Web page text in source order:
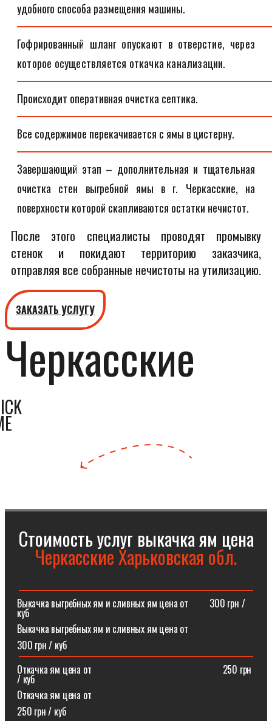
удобного способа размещения машины.
Гофрированный шланг опускают в отверстие, через
которое осуществляется откачка канализации.
Происходит оперативная очистка септика.
Все содержимое перекачивается с ямы в цистерну.
Завершающий этап – дополнительная и тщательная
очистка стен выгребной ямы в г. Черкасские, на
поверхности которой скапливаются остатки нечистот.
После этого специалисты проводят промывку
стенок и покидают территорию заказчика,
отправляя все собранные нечистоты на утилизацию.
ЗАКАЗАТЬ УСЛУГУ
Черкасские
Стоимость услуг выкачка ям цена
Черкасские Харьковская обл.
Выкачка выгребных ям и сливных ям цена от⠀⠀⠀300 грн /
куб
Выкачка выгребных ям и сливных ям цена от
300 грн / куб
Откачка ям цена от ⠀⠀⠀⠀⠀⠀⠀⠀⠀⠀⠀⠀⠀⠀⠀⠀⠀⠀250 грн
/ куб
Откачка ям цена от
250 грн / куб